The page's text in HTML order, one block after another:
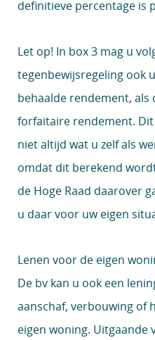
definitieve percentage is
Let op! In box 3 mag u
tegenbewijsregeling ook
behaalde rendement, als
forfaitaire rendement.
niet altijd wat u zelf als
omdat dit berekend
de Hoge Raad daarover
u daar voor uw eigen
Lenen voor de eigen
De bv kan u ook een
aanschaf, verbouwing of
eigen woning. Uitgaande